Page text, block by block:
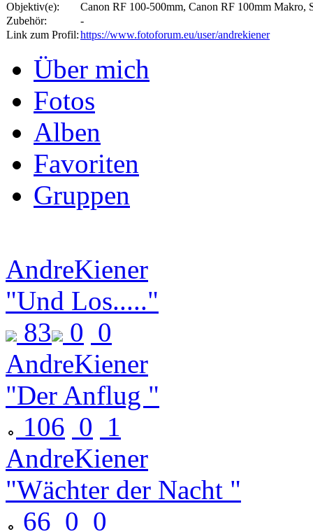
Objektiv(e):
Canon RF 100-500mm, Canon RF 100mm
Zubehör:
-
Link zum Profil:https://www.fotoforum.eu/user/andrekiener
Über mich
Fotos
Alben
Favoriten
Gruppen
AndreKiener
"Und Los....."
83
0 0
AndreKiener
"Der Anflug "
106 0 1
AndreKiener
"Wächter der Nacht "
66 0 0